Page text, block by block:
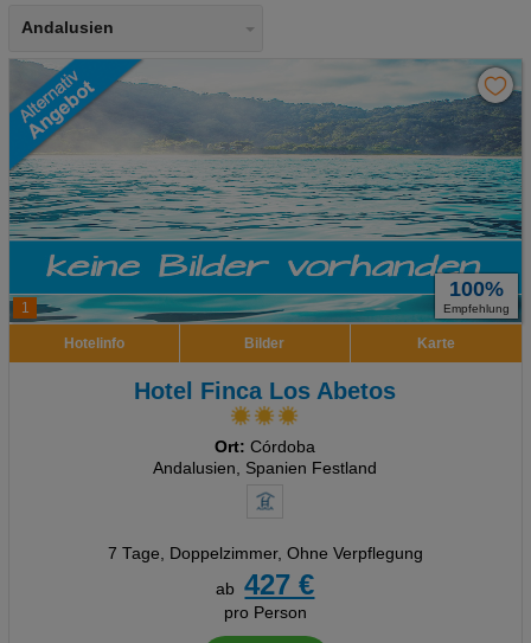
Andalusien
1
100%
Empfehlung
Hotelinfo Bilder Karte
Hotel Finca Los Abetos
Ort: Córdoba
Andalusien, Spanien Festland
7 Tage, Doppelzimmer, Ohne Verpflegung
ab
427 €
pro Person